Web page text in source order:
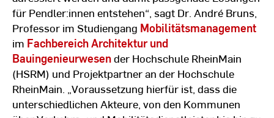
für Pendler:innen entstehen“, sagt Dr. André Bruns,
Professor im Studiengang Mobilitätsmanagement
im Fachbereich Architektur und
Bauingenieurwesender Hochschule RheinMain
(HSRM) und Projektpartner an der Hochschule
RheinMain. „Voraussetzung hierfür ist, dass die
unterschiedlichen Akteure, von den Kommunen